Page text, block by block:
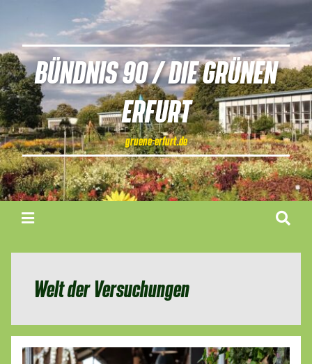
BÜNDNIS 90 / DIE GRÜNEN
ERFURT
gruene-erfurt.de
Welt der Versuchungen